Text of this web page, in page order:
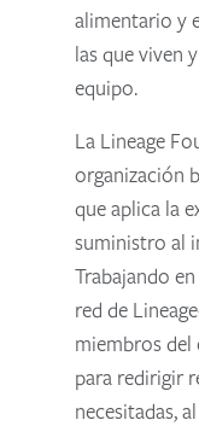
alimentario y
las que viven
equipo.
La Lineage
organización
que aplica la
suministro al
Trabajando
red de
miembros del
para redirigir
necesitadas,